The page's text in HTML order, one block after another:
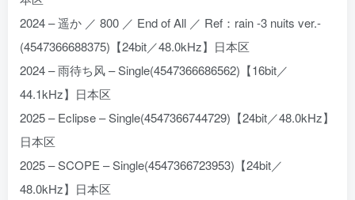
2024 – 遥か ／ 800 ／ End of All ／ Ref：rain -3 nuits ver.-
(4547366688375)【24bit／48.0kHz】日本区
2024 – 雨待ち风 – Single(4547366686562)【16bit／
44.1kHz】日本区
2025 – Eclipse – Single(4547366744729)【24bit／48.0kHz】
日本区
2025 – SCOPE – Single(4547366723953)【24bit／
48.0kHz】日本区